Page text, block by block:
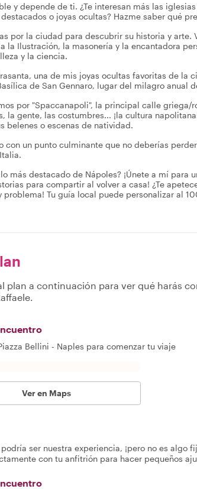
y depende de ti. ¿Te interesan más las
o joyas ocultas? Hazme saber qué
por la ciudad para descubrir su historia y
la Ilustración, la masonería y la encantadora
y la ciencia.
una de mis joyas ocultas favoritas de la
de San Gennaro, lugar del milagro anual
por "Spaccanapoli", la principal calle
la gente, las costumbres... ¡la cultura
belenes o escenas de natividad.
con un punto culminante que no deberías
más destacado de Nápoles? ¡Únete a mí
para compartir al volver a casa! ¿Te
problema! Tu guía local puede personalizar al
plan a continuación para ver qué harás
Bellini - Naples para comenzar tu viaje
Ver en Maps
ser nuestra experiencia, ¡pero no es algo
con tu anfitrión para hacer pequeños